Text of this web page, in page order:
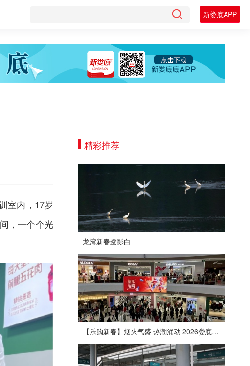
新娄底APP
室内，17岁
，一个个光
精彩推荐
龙湾新春鹭影白
【乐购新春】烟火气盛 热潮涌动 2026娄底春节消费市场喜迎“开门红”